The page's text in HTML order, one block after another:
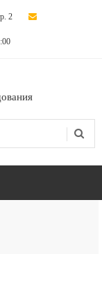
2